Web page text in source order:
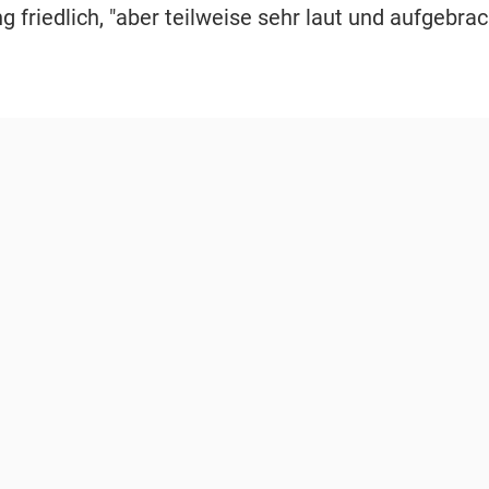
friedlich, "aber teilweise sehr laut und